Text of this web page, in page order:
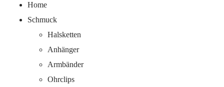
Home
Schmuck
Halsketten
Anhänger
Armbänder
Ohrclips